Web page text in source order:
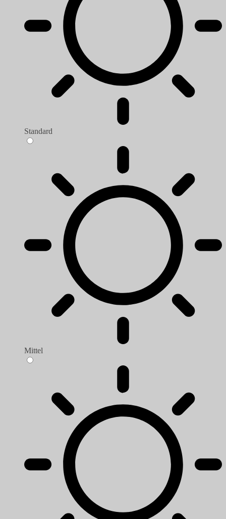
Standard
Mittel